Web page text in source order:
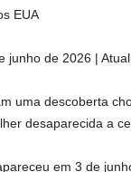
EUA
junho de 2026 |
uma descoberta
desaparecida a
em 3 de